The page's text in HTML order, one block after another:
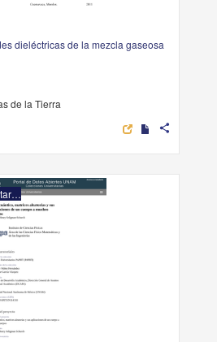
dieléctricas de la mezcla gaseosa
de la Tierra
share
Registro de colección universitaria